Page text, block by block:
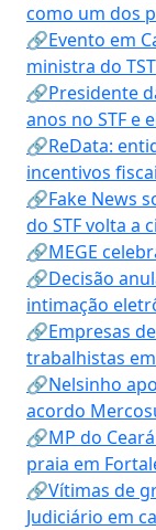
como um dos
🔗Evento em
ministra do TST
🔗Presidente
anos no STF e
🔗ReData:
incentivos
🔗Fake News
do STF volta a
🔗MEGE
🔗Decisão
intimação
🔗Empresas
trabalhistas
🔗Nelsinho
acordo
🔗MP do
praia em
🔗Vítimas de
Judiciário em